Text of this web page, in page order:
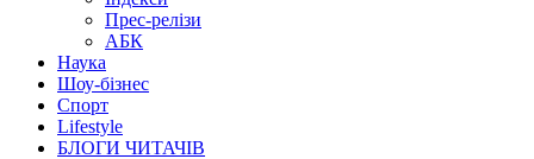
Прес-релізи
АБК
Наука
Шоу-бізнес
Спорт
Lifestyle
БЛОГИ ЧИТАЧІВ